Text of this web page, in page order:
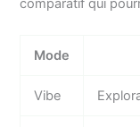
comparatif qui
Mode
Vibe